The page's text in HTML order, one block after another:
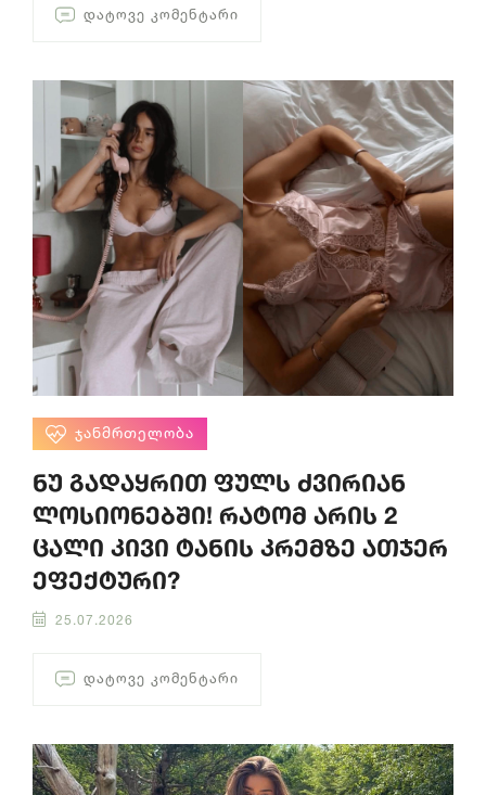
ᲓᲐᲢᲝᲕᲔ ᲙᲝᲛᲔᲜᲢᲐᲠᲘ
ᲯᲐᲜᲛᲠᲗᲔᲚᲝᲑᲐ
ნუ გადაყრით ფულს ძვირიან
ლოსიონებში! რატომ არის 2
ცალი კივი ტანის კრემზე ათჯერ
ეფექტური?
25.07.2026
ᲓᲐᲢᲝᲕᲔ ᲙᲝᲛᲔᲜᲢᲐᲠᲘ